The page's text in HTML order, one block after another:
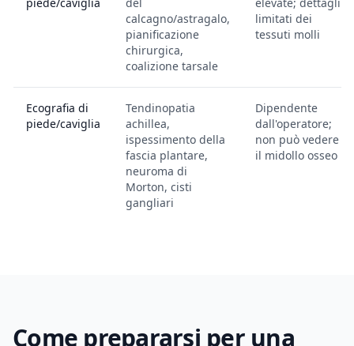
calcagno/astragalo,
pianificazione
chirurgica,
coalizione tarsale
limitati dei
tessuti molli
Ecografia di
piede/caviglia
Tendinopatia
achillea,
ispessimento della
fascia plantare,
neuroma di
Morton, cisti
gangliari
Dipendente
dall'operatore;
non può vedere
il midollo osseo
Come prepararsi per una